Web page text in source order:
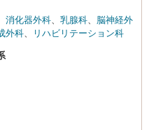
消化器外科 乳腺科
脳神経外
外科 リハビリテーション科